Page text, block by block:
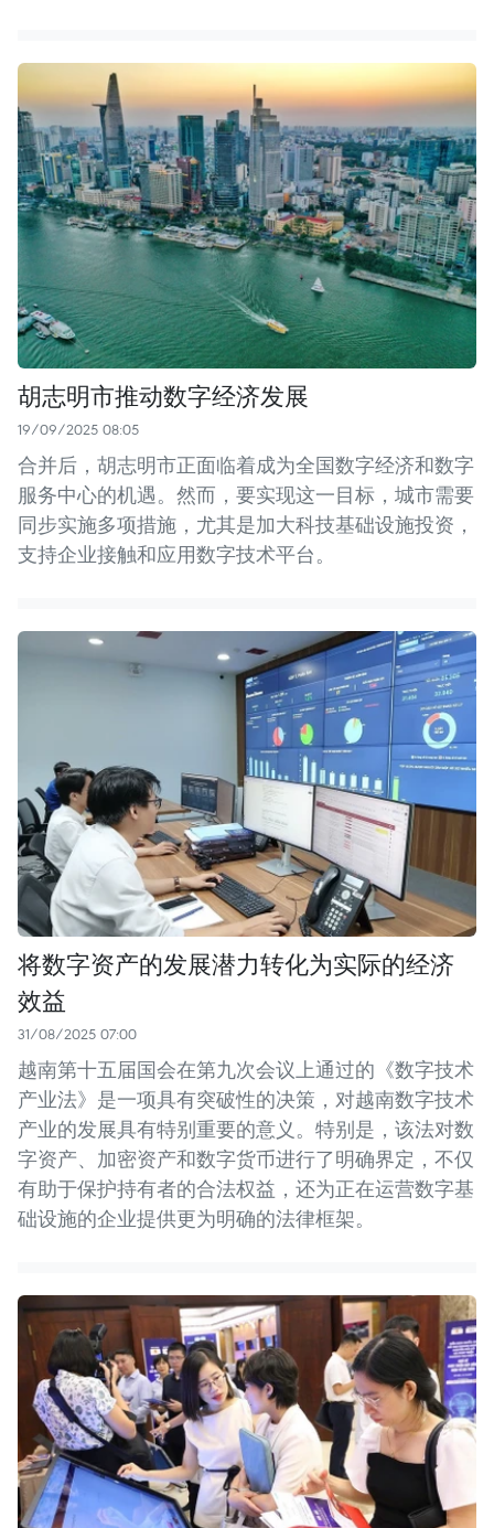
胡志明市推动数字经济发展
19/09/2025 08:05
合并后，胡志明市正面临着成为全国数字经济和数字
服务中心的机遇。然而，要实现这一目标，城市需要
同步实施多项措施，尤其是加大科技基础设施投资，
支持企业接触和应用数字技术平台。
将数字资产的发展潜力转化为实际的经济
效益
31/08/2025 07:00
越南第十五届国会在第九次会议上通过的《数字技术
产业法》是一项具有突破性的决策，对越南数字技术
产业的发展具有特别重要的意义。特别是，该法对数
字资产、加密资产和数字货币进行了明确界定，不仅
有助于保护持有者的合法权益，还为正在运营数字基
础设施的企业提供更为明确的法律框架。